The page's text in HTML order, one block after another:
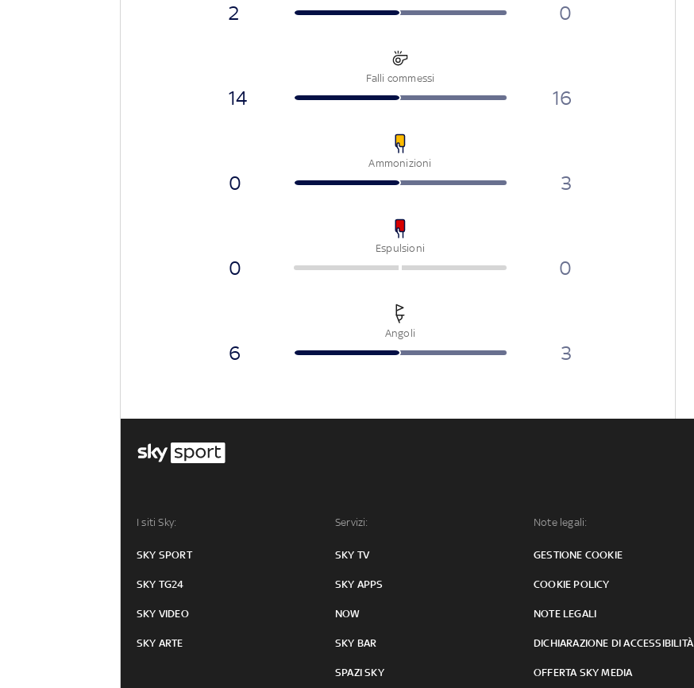
2 0
Falli commessi
14 16
Ammonizioni
0 3
Espulsioni
0 0
Angoli
6 3
I siti Sky:
SKY SPORT
SKY TG24
SKY VIDEO
SKY ARTE
Servizi:
SKY TV
SKY APPS
NOW
SKY BAR
SPAZI SKY
Note legali:
GESTIONE COOKIE
COOKIE POLICY
NOTE LEGALI
DICHIARAZIONE DI ACCESSIBILITÀ
OFFERTA SKY MEDIA